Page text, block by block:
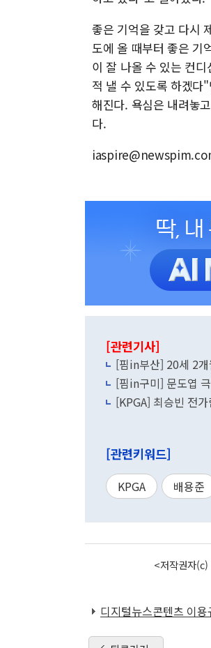
좋은 기억을 갖고 다시
도에 올 때부터 좋은 기
이 잘 나올 수 있는 컨
적 낼 수 있도록 하겠다
해진다. 욕심은 내려놓
다.
[관련기사]
[핌in부산] 20세 2
[핌in구미] 문도엽
[KPGA] 최승빈 전
[관련키워드]
KPGA 배용준
<저작권자
디지털뉴스콘텐츠 이용